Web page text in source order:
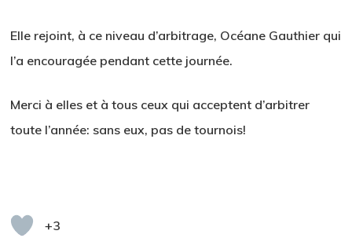
Elle rejoint, à ce niveau d’arbitrage, Océane Gauthier qui
l’a encouragée pendant cette journée.
Merci à elles et à tous ceux qui acceptent d’arbitrer
toute l’année: sans eux, pas de tournois!
+3